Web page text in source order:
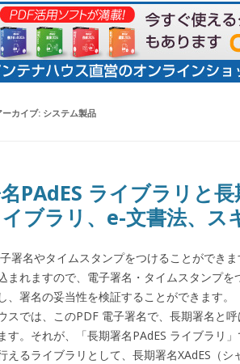
ーカイブ: システム製品
PAdES ライブラリと
ブラリ、e-文書法、ス
署名やタイムスタンプをつけることができ
まれますので、電子署名・タイムスタンプ
、署名の妥当性を検証することができます。
スでは、このPDF 電子署名で、長期署名と
す。それが、「長期署名PAdES ライブラリ
えるライブラリとして、長期署名XAdES（